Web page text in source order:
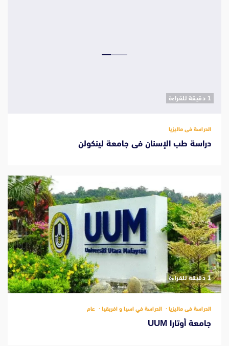
‫1 دقيقة للقراءة
الدراسة فى ماليزيا
دراسة طب الإسنان فى جامعة لينكولن
‫1 دقيقة للقراءة
الدراسة فى ماليزيا الدراسة في اسيا و افريقيا عام
جامعة أوتارا UUM